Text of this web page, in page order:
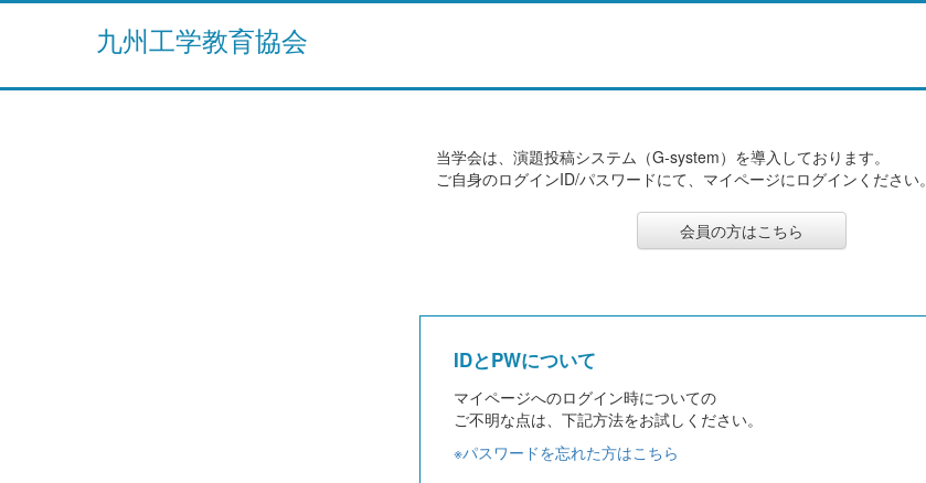
九州工学教育協会
当学会は、演題投稿システム（G-system）を導入しております。
ご自身のログインID/パスワードにて、マイページにログインください。
会員の方はこちら
IDとPWについて
マイページへのログイン時についての
ご不明な点は、下記方法をお試しください。
※パスワードを忘れた方はこちら